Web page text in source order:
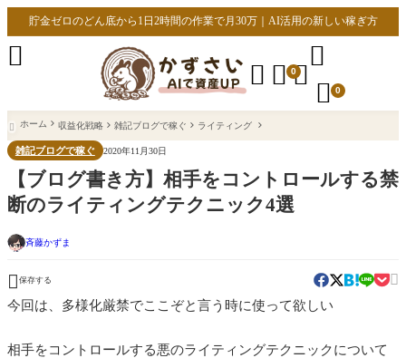
貯金ゼロのどん底から1日2時間の作業で月30万｜AI活用の新しい稼ぎ方
  0

 0

 ホーム 収益化戦略 雑記ブログで稼ぐ ライティング
雑記ブログで稼ぐ 2020年11月30日
【ブログ書き方】相手をコントロールする禁
断のライティングテクニック4選
斉藤かずま
 保存する 
今回は、多様化厳禁でここぞと言う時に使って欲しい
相手をコントロールする悪のライティングテクニックについて